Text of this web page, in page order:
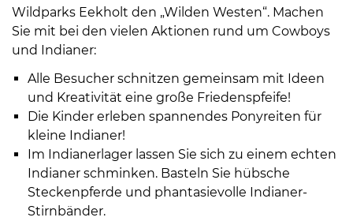
08
und
Wildparks Eekholt den „Wilden Westen“. Machen
Sie mit bei den vielen Aktionen rund um Cowboys
und Indianer:
Alle Besucher schnitzen gemeinsam mit Ideen
und Kreativität eine große Friedenspfeife!
Die Kinder erleben spannendes Ponyreiten für
kleine Indianer!
Im Indianerlager lassen Sie sich zu einem echten
Indianer schminken. Basteln Sie hübsche
Steckenpferde und phantasievolle Indianer-
Stirnbänder.